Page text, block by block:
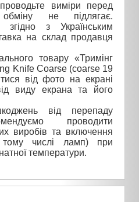
виміри перед
не підлягає.
з Українським
на склад продавця
товару «Тримінг
Knife Coarse (coarse 19
від фото на екрані
виду екрана та його
від перепаду
проводити
виробів та включення
тому числі ламп) при
температури.